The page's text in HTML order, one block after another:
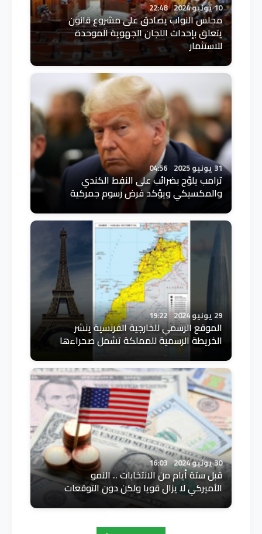
10 يونيو 2024 22:48
مجلس النواب يصادق على مشروع قانون
يتعلق بإحداث اللجان الجهوية الموحدة
للاستثمار
31 يونيو 2025 04:56
ترامب يلوّح بضرائب على النفط الكندي
والمكسيكي ويؤكد فرض رسوم جمركية
29 يونيو 2024 19:22
الموقع الرسمي للخارجية الفرنسية ينشر
الخريطة الرسمية للمملكة تشمل صحراءها
30 يونيو 2024 16:03
قبل ستة أيام من الانتخابات .. النمو
الأميركي لا يزال قويا ولكن دون التوقعات